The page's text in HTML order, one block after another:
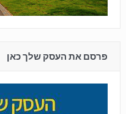
פרסם את העסק שלך כאן